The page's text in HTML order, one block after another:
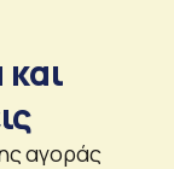
αγοράς